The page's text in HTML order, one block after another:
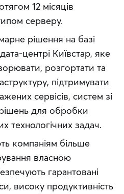
12 місяців
серверу.
рішення на базі
центрі Київстар, яке
розгортати та
підтримувати
сервісів, систем зі
для обробки
технологічних задач.
компаніям більше
власною
гарантовані
високу продуктивність